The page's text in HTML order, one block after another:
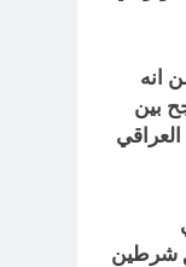
انه
تتأرجح بين
شرطين